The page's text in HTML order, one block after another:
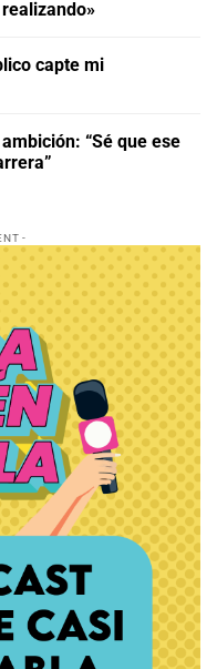
capte mi
“Sé que ese
-